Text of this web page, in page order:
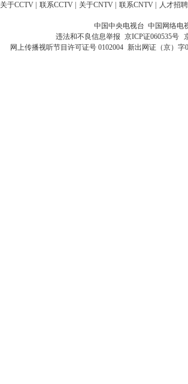
关于CCTV 联系CCTV 关于CNTV 联系CNTV 人才招聘
中国中央电视台 中国网络电
违法和不良信息举报 京ICP证060535号
网上传播视听节目许可证号 0102004 新出网证（京）